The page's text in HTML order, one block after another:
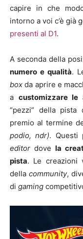
capire in che
intorno a voi c’è già
presenti al D1.
A seconda della
numero e qualità.
box da aprire e
a customizzare le
“pezzi” della
premio al termine
podio, ndr). Questi
editor dove la
pista. Le creazioni
dellacommunity,
di gaming